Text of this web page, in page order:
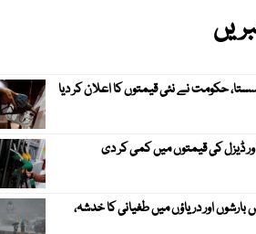
حکومت نے نئی قیمتوں کا اعلان کر دیا
ڈیزل کی قیمتوں میں کمی کر دی
میں بارشوں اور دریاؤں میں طغیانی کا خدشہ،